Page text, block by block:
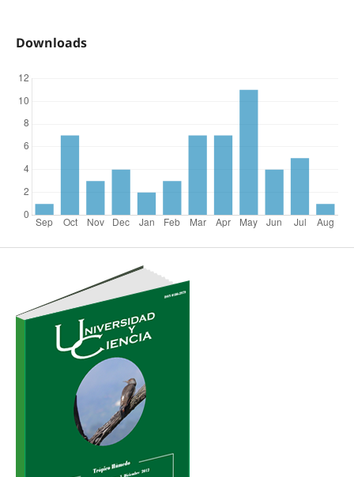
Downloads